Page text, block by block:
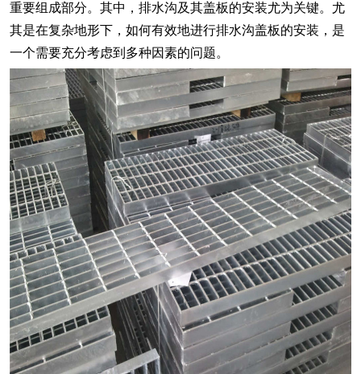
重要组成部分。其中，排水沟及其盖板的安装尤为关键。尤
其是在复杂地形下，如何有效地进行排水沟盖板的安装，是
一个需要充分考虑到多种因素的问题。